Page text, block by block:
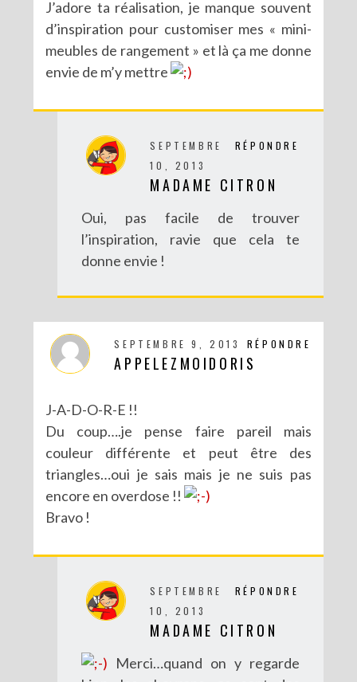
DIY : POTS À SUCCULENTES FURIEUSEMENT MARBRÉS (BATTLE #17)
J’adore ta réalisation, je manque souvent
d’inspiration pour customiser mes « mini-
meubles de rangement » et là ça me donne
envie de m’y mettre
RÉPONDRE
SEPTEMBRE
10, 2013
MADAME CITRON
Oui, pas facile de trouver
l’inspiration, ravie que cela te
donne envie !
RÉPONDRE
SEPTEMBRE 9, 2013
APPELEZMOIDORIS
J-A-D-O-R-E !!
Du coup….je pense faire pareil mais
couleur différente et peut être des
triangles…oui je sais mais je ne suis pas
encore en overdose !!
Bravo !
RÉPONDRE
SEPTEMBRE
10, 2013
MADAME CITRON
Merci…quand on y regarde